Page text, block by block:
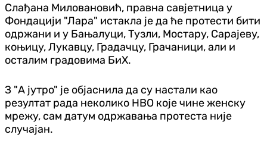
Слађана Миловановић, правна савјетница у
Фондацији "Лара" истакла је да ће протести бити
одржани и у Бањалуци, Тузли, Мостару, Сарајеву,
коњицу, Лукавцу, Градачцу, Грачаници, али и
осталим градовима БиХ.
З "А јутро" је објаснила да су настали као
резултат рада неколико НВО које чине женску
мрежу, сам датум одржавања протеста није
случајан.